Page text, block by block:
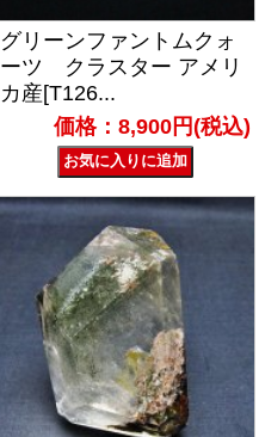
グリーンファントムクォ
ーツ クラスター アメリ
カ産[T126...
価格：8,900円(税込)